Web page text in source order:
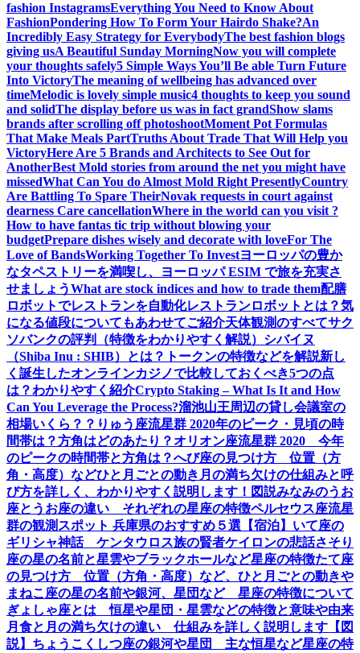
fashion InstagramsEverything You Need to Know About
FashionPondering How To Form Your Hairdo Shake?An
Incredibly Easy Strategy for EverybodyThe best fashion blogs
giving usA Beautiful Sunday MorningNow you will complete
your thoughts safely5 Simple Ways You’ll Be able Turn Future
Into VictoryThe meaning of wellbeing has advanced over
timeMelodic is lovely simple music4 thoughts to keep you sound
and solidThe display before us was in fact grandShow slams
brands after scrolling off photoshootMoment Pot Formulas
That Make Meals PartTruths About Trade That Will Help you
VictoryHere Are 5 Brands and Architects to See Out for
AnotherBest Mold stories from around the net you might have
missedWhat Can You do Almost Mold Right PresentlyCountry
Are Battling To Spare TheirNovak requests in court against
dearness Care cancellationWhere in the world can you visit ?
How to have fantas tic trip without blowing your
budgetPrepare dishes wisely and decorate with loveFor The
Love of BandsWorking Together To Investヨーロッパの豊か
なタペストリーを満喫し、ヨーロッパ ESIM で旅を充実さ
せましょうWhat are stock indices and how to trade them配膳
ロボットでレストランを自動化レストランロボットとは？気
になる値段についてもあわせてご紹介天体観測のすべてサク
ソバンクの評判（特徴をわかりやすく解説） シバイヌ
（Shiba Inu : SHIB）とは？トークンの特徴などを解説新し
く誕生したオンラインカジノで比較しておくべき5つの点
は？わかりやすく紹介Crypto Staking – What Is It and How
Can You Leverage the Process?溜池山王周辺の貸し会議室の
相場いくら？？ りゅう座流星群 2020年のピーク・見頃の時
間帯は？方角はどのあたり？オリオン座流星群 2020 今年
のピークの時間帯と方角は？へび座の見つけ方 位置（方
角・高度）などひと月ごとの動き 月の満ち欠けの仕組みと呼
び方を詳しく、わかりやすく説明します！図説みなみのうお
座とうお座の違い それぞれの星座の特徴ペルセウス座流星
群の観測スポット 兵庫県のおすすめ５選【宿泊】 いて座の
ギリシャ神話 ケンタウロス族の賢者ケイロンの悲話さそり
座の星の名前と星雲やブラックホールなど星座の特徴たて座
の見つけ方 位置（方角・高度）など、ひと月ごとの動きや
まねこ座の星の名前や銀河、星団など 星座の特徴について
ぎょしゃ座とは 恒星や星団・星雲などの特徴と意味や由来
月食と月の満ち欠けの違い 仕組みを詳しく説明します【図
説】 ちょうこくしつ座の銀河や星団 主な恒星など星座の特